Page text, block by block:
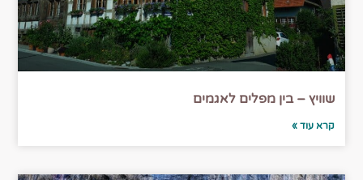
שוויץ – בין מפלים לאגמים
קרא עוד »